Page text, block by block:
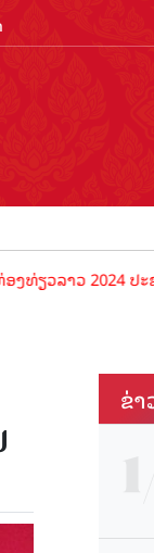
ວ 2024 ປະຊາຊົນລ
ຂ່າ